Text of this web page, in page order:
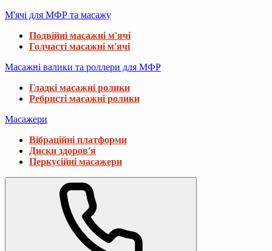
М'ячі для МФР та масажу
Подвійні масажні м'ячі
Голчасті масажні м'ячі
Масажні валики та роллери для МФР
Гладкі масажні ролики
Ребристі масажні ролики
Масажери
Вібраційні платформи
Диски здоров'я
Перкусійні масажери